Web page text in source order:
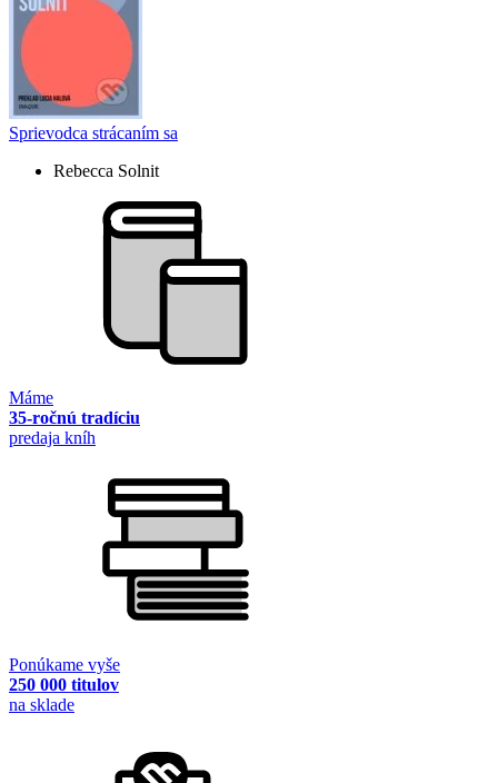
Sprievodca strácaním sa
Rebecca Solnit
Máme
35-ročnú tradíciu
predaja kníh
Ponúkame vyše
250 000 titulov
na sklade